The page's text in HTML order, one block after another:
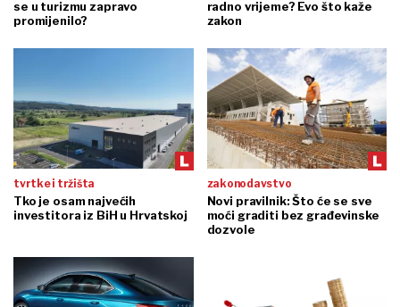
se u turizmu zapravo
promijenilo?
radno vrijeme? Evo što kaže
zakon
tvrtke i tržišta
Tko je osam najvećih
investitora iz BiH u Hrvatskoj
zakonodavstvo
Novi pravilnik: Što će se sve
moći graditi bez građevinske
dozvole